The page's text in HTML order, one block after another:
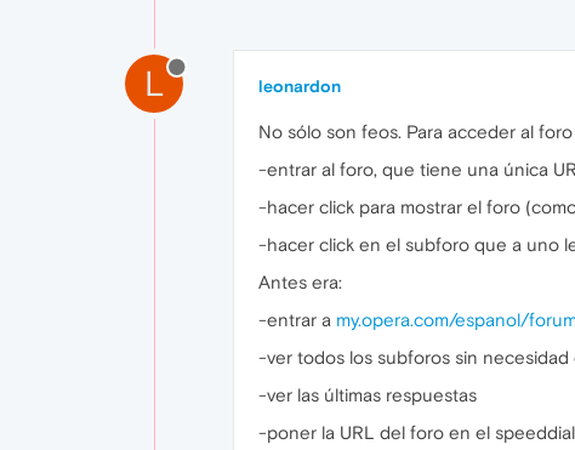
L leonardon
No sólo son feos. Para acceder al
-entrar al foro, que tiene una única
-hacer click para mostrar el foro
-hacer click en el subforo que a uno
Antes era:
-entrar a my.opera.com/espanol/
-ver todos los subforos sin necesidad
-ver las últimas respuestas
-poner la URL del foro en el